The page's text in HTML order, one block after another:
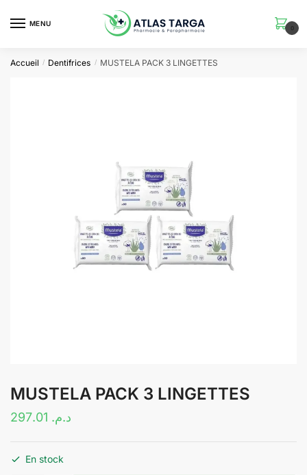
MENU
0
Accueil / Dentifrices / MUSTELA PACK 3 LINGETTES
MUSTELA PACK 3 LINGETTES
د.م.
En stock